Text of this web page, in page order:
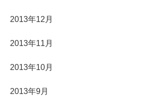
2013年12月
2013年11月
2013年10月
2013年9月